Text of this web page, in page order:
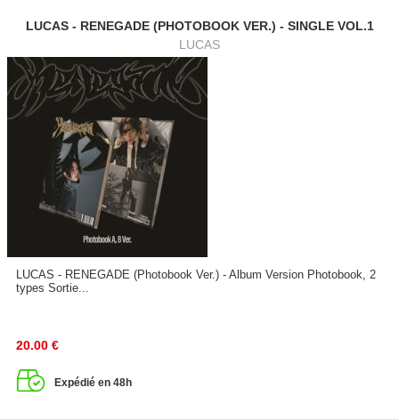
LUCAS - RENEGADE (PHOTOBOOK VER.) - SINGLE VOL.1
LUCAS
LUCAS - RENEGADE (Photobook Ver.) - Album Version Photobook, 2
types Sortie...
20.00 €
Expédié en 48h